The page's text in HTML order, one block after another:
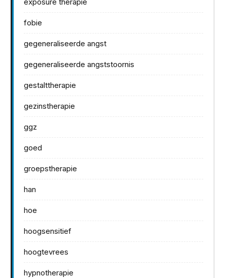
fobie
gegeneraliseerde angst
gegeneraliseerde angststoornis
gestalttherapie
gezinstherapie
ggz
goed
groepstherapie
han
hoe
hoogsensitief
hoogtevrees
hypnotherapie